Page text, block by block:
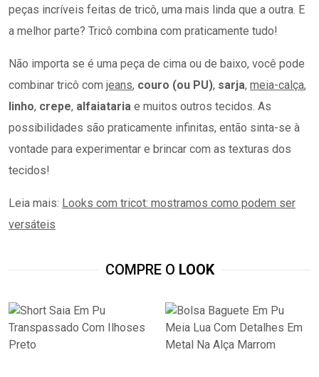
peças incríveis feitas de tricô, uma mais linda que a outra. E
a melhor parte? Tricô combina com praticamente tudo!
Não importa se é uma peça de cima ou de baixo, você pode
combinar tricô com jeans, couro (ou PU), sarja, meia-calça,
linho, crepe, alfaiataria e muitos outros tecidos. As
possibilidades são praticamente infinitas, então sinta-se à
vontade para experimentar e brincar com as texturas dos
tecidos!
Leia mais: Looks com tricot: mostramos como podem ser
versáteis
COMPRE O LOOK